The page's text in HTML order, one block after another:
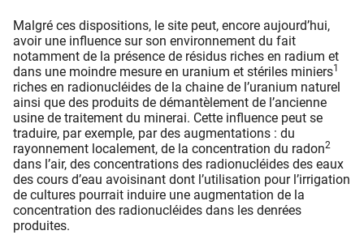
Malgré ces dispositions, le site peut, encore aujourd’hui,
avoir une influence sur son environnement du fait
notamment de la présence de résidus riches en radium et
dans une moindre mesure en uranium et stériles miniers1
riches en radionucléides de la chaine de l’uranium naturel
ainsi que des produits de démantèlement de l’ancienne
usine de traitement du minerai. Cette influence peut se
traduire, par exemple, par des augmentations : du
rayonnement localement, de la concentration du radon2
dans l’air, des concentrations des radionucléides des eaux
des cours d’eau avoisinant dont l’utilisation pour l’irrigation
de cultures pourrait induire une augmentation de la
concentration des radionucléides dans les denrées
produites.